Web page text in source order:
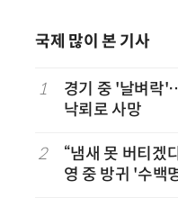
국제 많이 본 기사
1
경기 중 '날벼락
낙뢰로 사망
2
“냄새 못 버티겠
영 중 방귀 '수백